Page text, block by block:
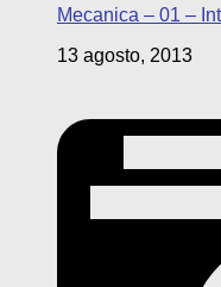
Mecanica – 01 –
13 agosto, 2013